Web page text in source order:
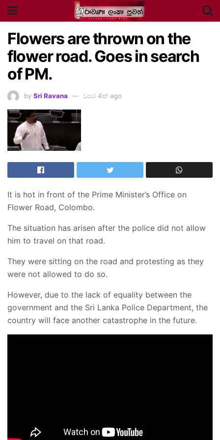
Flowers are thrown on the
flower road. Goes in search
of PM.
by Sri Ravana වසර 4ක් ago
It is hot in front of the Prime Minister’s Office on
Flower Road, Colombo.
The situation has arisen after the police did not allow
him to travel on that road.
They were sitting on the road and protesting as they
were not allowed to do so.
However, due to the lack of equality between the
government and the Sri Lanka Police Department, the
country will face another catastrophe in the future.